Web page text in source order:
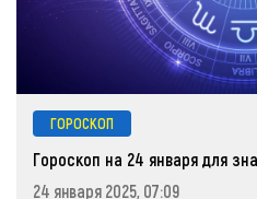
ГОРОСКОП
Гороскоп на 24 января для
24 января 2025, 07:09